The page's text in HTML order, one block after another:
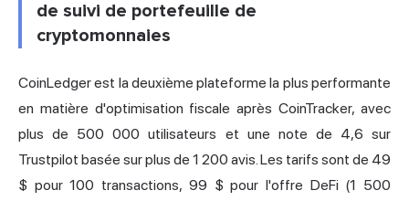
de suivi de portefeuille de
cryptomonnaies
CoinLedger est la deuxième plateforme la plus performante
en matière d'optimisation fiscale après CoinTracker, avec
plus de 500 000 utilisateurs et une note de 4,6 sur
Trustpilot basée sur plus de 1 200 avis. Les tarifs sont de 49
$ pour 100 transactions, 99 $ pour l'offre DeFi (1 500